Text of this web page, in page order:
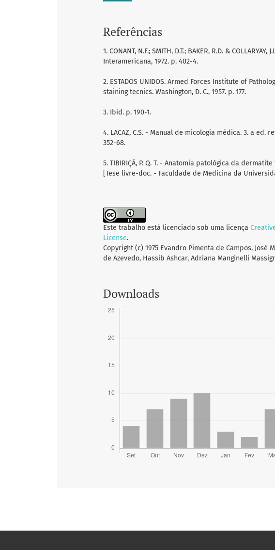
Referências
1. CONANT, N.F.; SMITH, D.T.; BAKER, R.D. &
Interamericana, 1972. p. 402-4.
2. ESTADOS UNIDOS. Armed Forces Institute of
staining tecnics. Washington, D. C., 1957. p. 177.
3. Ibid. p. 190-1.
4. LACAZ, C.S. - Manual de micologia médica. 3. a ed.
352-68.
5. TIBIRIÇÁ, P. Q. T. - Anatomia patológica da
[Tese livre-doc. - Faculdade de Medicina da
Este trabalho está licenciado sob uma licença
License.
Copyright (c) 1975 Evandro Pimenta de Campos,
de Azevedo, Hassib Ashcar, Adriana Manginelli
Downloads